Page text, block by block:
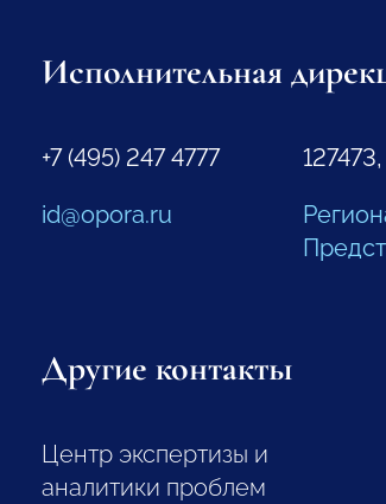
Исполнительная
+7 (495) 247 4777
id@opora.ru
Другие контакты
Центр экспертизы и
аналитики проблем